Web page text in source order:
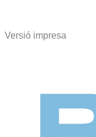
Versió impresa